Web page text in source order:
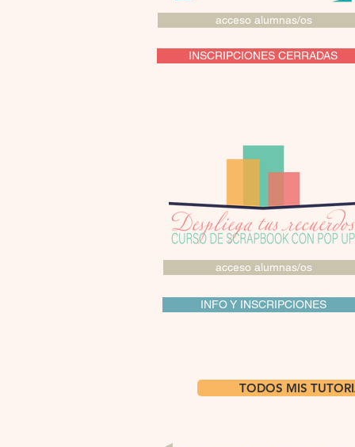
acceso alumnas/os
INSCRIPCIONES CERRADAS
acceso alumnas/os
INFO Y INSCRIPCIONES
TODOS MIS